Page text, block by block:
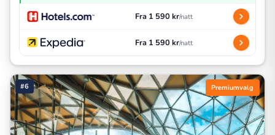
Fra 1 590 kr/natt
Fra 1 590 kr/natt
#6 Premiumvalg